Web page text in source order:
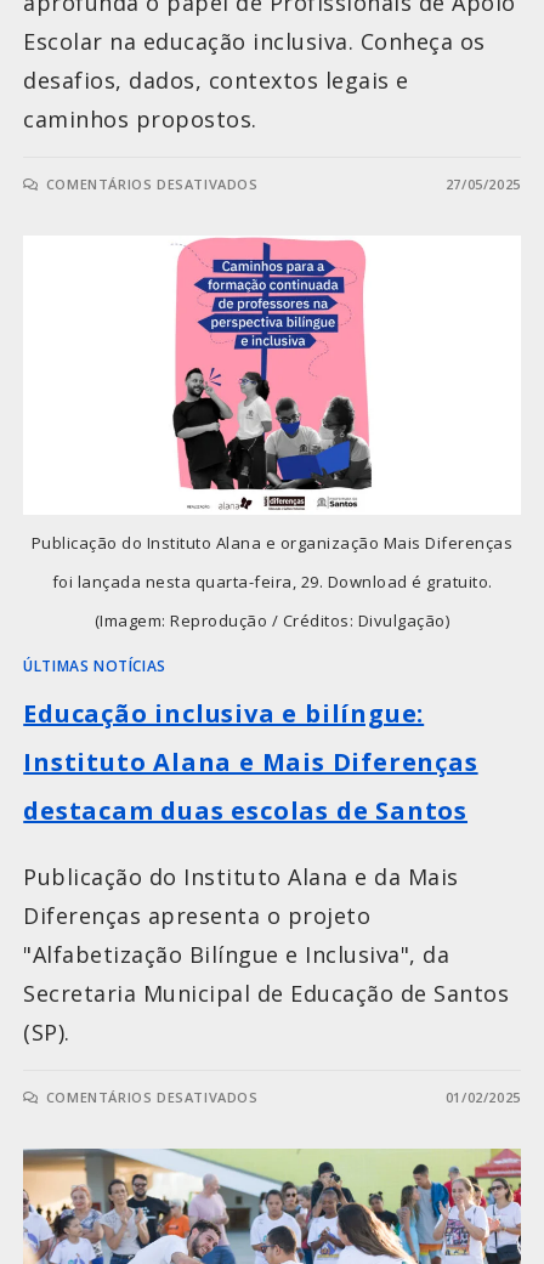
Escolar na educação inclusiva. Conheça os
desafios, dados, contextos legais e
caminhos propostos.
COMENTÁRIOS DESATIVADOS 27/05/2025
Publicação do Instituto Alana e organização Mais Diferenças
foi lançada nesta quarta-feira, 29. Download é gratuito.
(Imagem: Reprodução / Créditos: Divulgação)
ÚLTIMAS NOTÍCIAS
Educação inclusiva e bilíngue:
Instituto Alana e Mais Diferenças
destacam duas escolas de Santos
Publicação do Instituto Alana e da Mais
Diferenças apresenta o projeto
"Alfabetização Bilíngue e Inclusiva", da
Secretaria Municipal de Educação de Santos
(SP).
COMENTÁRIOS DESATIVADOS 01/02/2025